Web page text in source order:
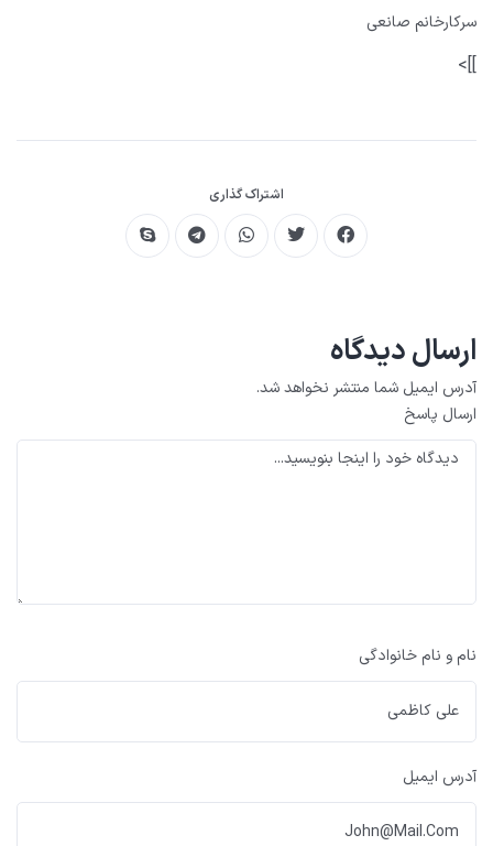
سرکارخانم صانعی
]]>
اشتراک گذاری
ارسال دیدگاه
آدرس ایمیل شما منتشر نخواهد شد.
ارسال پاسخ
نام و نام خانوادگی
آدرس ایمیل